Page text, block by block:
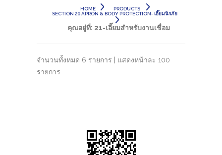
HOME
PRODUCTS
SECTION 20 APRON & BODY PROTECTION- เอี๊ยมนิรภัย
คุณอยู่ที่: 21-เอี๊ยมสำหรับงานเชื่อม
จำนวนทั้งหมด 6 รายการ | แสดงหน้าละ 100
รายการ